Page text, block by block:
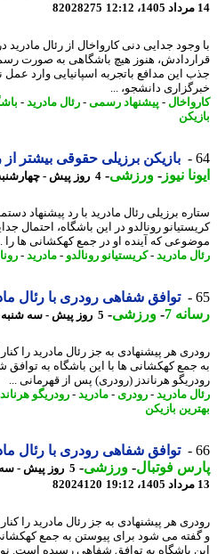
82028275
جدایی دنی کارواخال از رئال مادرید در
هنوز هیچ باشگاهی به صورت رسمی
این مدافع باتجربه اسپانیایی وارد عمل
دانشجو، ...
-پیشنهاد رسمی-رئال مادرید- باشگاه
بازیکن برزیلی حقوقی بیشتر از
نیوز-ورزشی-4 روز پیش - چهارشنبه 14 مرداد 1405، 11:46
برزیلی رئال مادرید با رد پیشنهاد
رونالدو در این باشگاه، احتمال
که آینده او در جمع کهکشانی ها را ...
مادرید- کریستیانو رونالدو-مادرید- رونالدو
توافق شفاهی رودری با رئال مادرید
7
-ورزشی-5 روز پیش - سه شنبه 13 مرداد 1405، 20:20
هر پیشنهادی به جز رئال مادرید را کنار
کهکشانی ها با این باشگاه به توافق
هرناندز (رودری) پس از قهرمانی ...
مادرید- رودری- مادرید- رودریگو هرناندز -
بازیکن
توافق شفاهی رودری با رئال مادرید
فوتبال-ورزشی-
5 روز پیش - سه
82024120
هر پیشنهادی به جز رئال مادرید را کنار
می شود برای پیوستن به جمع کهکشانی ها
باشگاه به توافق شفاهی رسیده است. نوشته